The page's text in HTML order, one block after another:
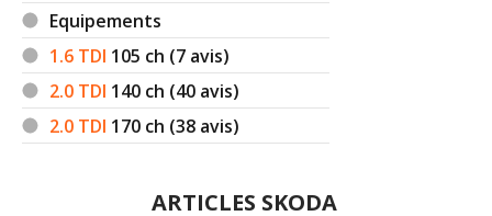
Equipements
1.6 TDI 105 ch (7 avis)
2.0 TDI 140 ch (40 avis)
2.0 TDI 170 ch (38 avis)
ARTICLES SKODA